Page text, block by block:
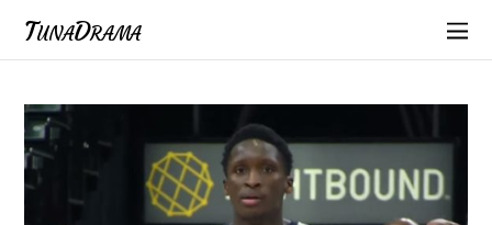
TunaDrama